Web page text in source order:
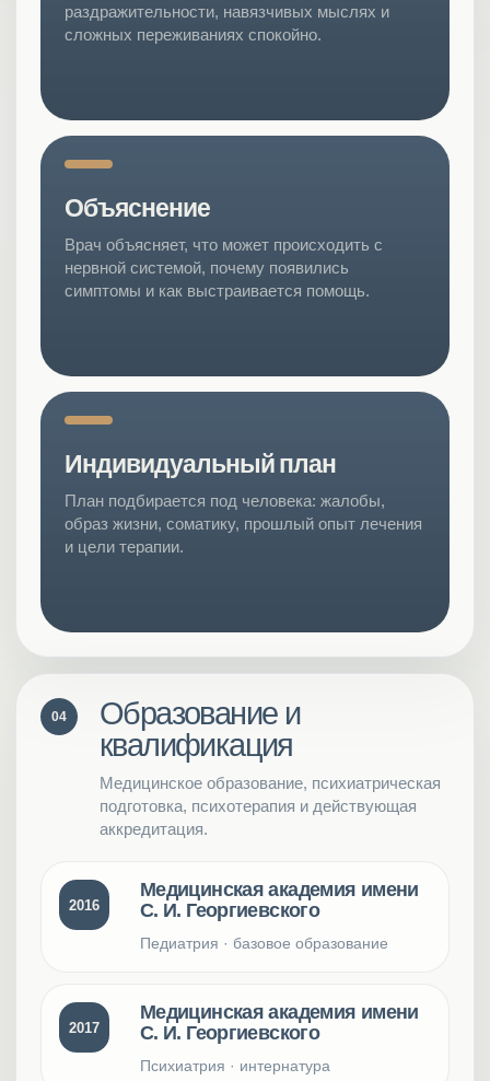
раздражительности, навязчивых мыслях и
сложных переживаниях спокойно.
Объяснение
Врач объясняет, что может происходить с
нервной системой, почему появились
симптомы и как выстраивается помощь.
Индивидуальный план
План подбирается под человека: жалобы,
образ жизни, соматику, прошлый опыт лечения
и цели терапии.
04
Образование и
квалификация
Медицинское образование, психиатрическая
подготовка, психотерапия и действующая
аккредитация.
2016
Медицинская академия имени
С. И. Георгиевского
Педиатрия · базовое образование
2017
Медицинская академия имени
С. И. Георгиевского
Психиатрия · интернатура